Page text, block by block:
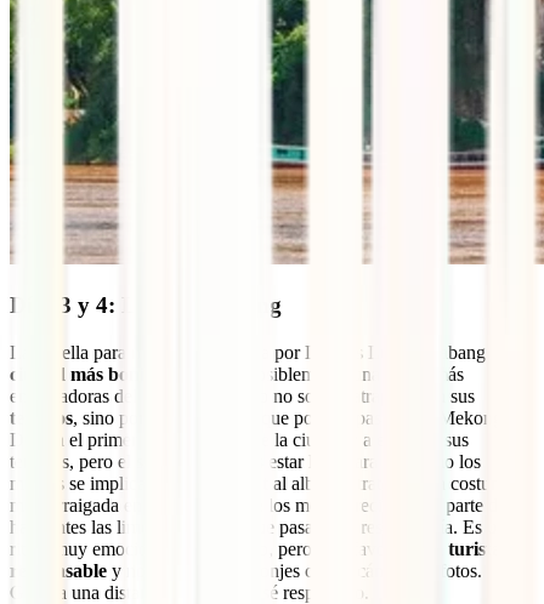
Días 3 y 4: Luang Prabang
La estrella para muchos de su ruta por Laos es Luang Prabang.
ciudad más bonita del país
y posiblemente una de las más
encantadoras del Sudeste Asiático no solo te atrapará con sus
templos, sino por su
, ya que por ella pasa el río Mekong.
Dedica el primer día a disfrutar de la ciudad y a explorar sus
templos, pero el segundo deberás estar listo para ver cómo los
monjes se implican en el
al alba. Se trata de una costumbre
muy arraigada en Laos, en la que los monjes reciben por parte de los
habitantes las limosnas con las que pasarán el resto del día. Es un
ritual muy emocionante y sagrado, pero, por favor,
sé un turista
responsable y no acoses a los monjes con tu cámara de fotos.
Guarda una distancia prudente y sé respetuoso.